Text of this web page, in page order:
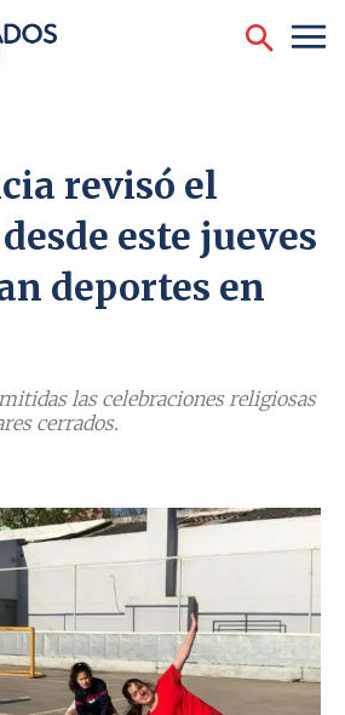
revisó el
este jueves
deportes en
las celebraciones religiosas
cerrados.